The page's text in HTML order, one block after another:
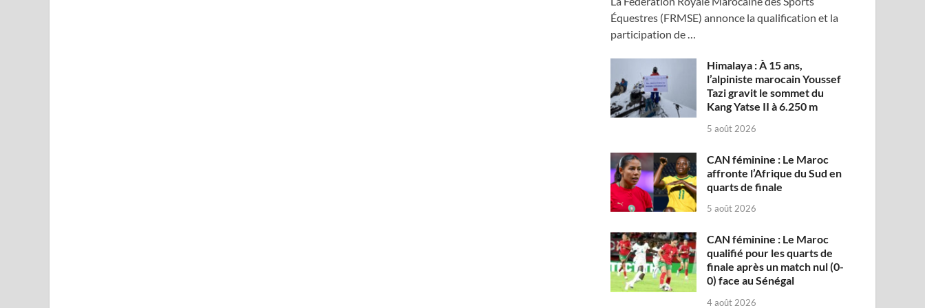
Équestres (FRMSE) annonce la qualification et la
participation de …
Himalaya : À 15 ans,
l’alpiniste marocain Youssef
Tazi gravit le sommet du
Kang Yatse II à 6.250 m
5 août 2026
CAN féminine : Le Maroc
affronte l’Afrique du Sud en
quarts de finale
5 août 2026
CAN féminine : Le Maroc
qualifié pour les quarts de
finale après un match nul (0-
0) face au Sénégal
4 août 2026